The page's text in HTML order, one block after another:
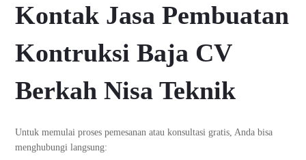
Kontak Jasa Pembuatan
Kontruksi Baja CV
Berkah Nisa Teknik
Untuk memulai proses pemesanan atau konsultasi gratis, Anda bisa
menghubungi langsung: